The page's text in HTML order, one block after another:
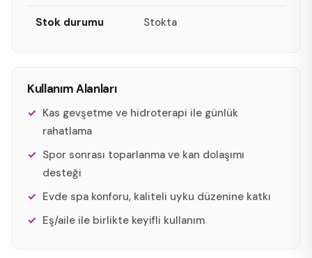
Stok durumu Stokta
Kullanım Alanları
Kas gevşetme ve hidroterapi ile günlük
rahatlama
Spor sonrası toparlanma ve kan dolaşımı
desteği
Evde spa konforu, kaliteli uyku düzenine katkı
Eş/aile ile birlikte keyifli kullanım